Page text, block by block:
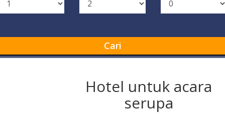
Cari
Hotel untuk acara
serupa